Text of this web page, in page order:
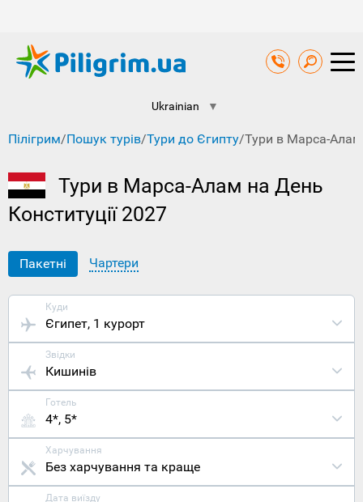
Ukrainian ▼
Пілігрим/Пошук турів/Тури до Єгипту/Тури в Марса-Алам
Тури в Марса-Алам на День
Конституції 2027
Пакетні Чартери
Куди
Єгипет, 1 курорт
Звідки
Кишинів
Готель
4*, 5*
Харчування
Без харчування та краще
Дата виїзду